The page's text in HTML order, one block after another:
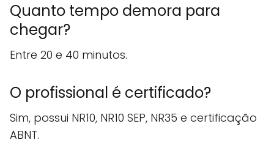
Quanto tempo demora para
chegar?
Entre 20 e 40 minutos.
O profissional é certificado?
Sim, possui NR10, NR10 SEP, NR35 e certificação
ABNT.